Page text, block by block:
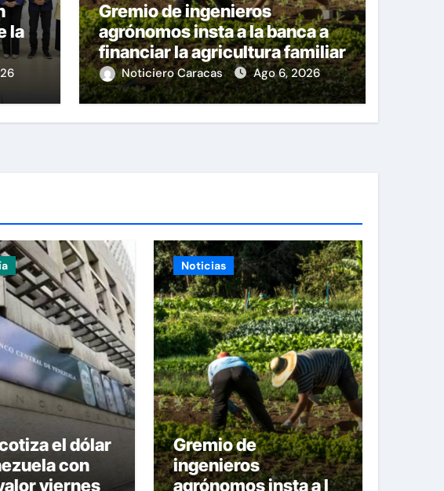
la
Gremio de ingenieros
agrónomos insta a la banca a
financiar la agricultura familiar
Noticiero Caracas Ago 6, 2026
el dólar
con
viernes 7
Noticias
Gremio de
ingenieros
agrónomos insta a la